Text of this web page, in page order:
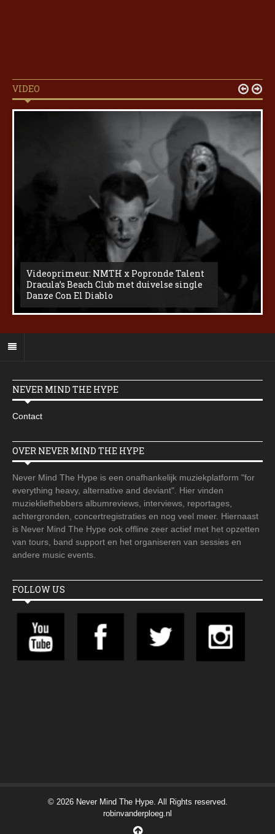
VIDEO
Videoprimeur: NMTH x Popronde Talent
Dracula’s Beach Club met duivelse single
Danze Con El Diablo
 
NEVER MIND THE HYPE
Contact
OVER NEVER MIND THE HYPE
Never Mind The Hype is een onafhankelijk muziekplatform "for
everything heavy, alternative and deviant". Hier vinden
muziekliefhebbers albumreviews, interviews, reportages,
achtergronden, concertregistraties en nog veel meer. Hiernaast
is Never Mind The Hype ook offline zeer actief met het opzetten
van tours, band support en het organiseren van sessies en
andere music events.
FOLLOW US
© 2026 Never Mind The Hype. All Rights reserved.
robinvanderploeg.nl